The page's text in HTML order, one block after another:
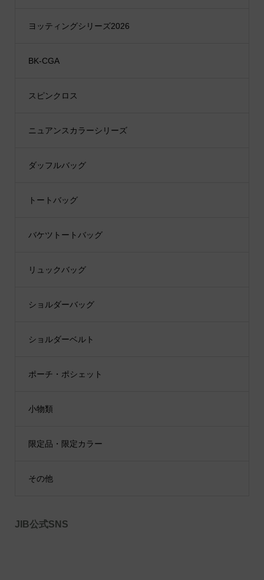
ヨッティングシリーズ2026
BK-CGA
スピンクロス
ニュアンスカラーシリーズ
ダッフルバッグ
トートバッグ
バケツトートバッグ
リュックバッグ
ショルダーバッグ
ショルダーベルト
ポーチ・ポシェット
小物類
限定品・限定カラー
その他
JIB公式SNS